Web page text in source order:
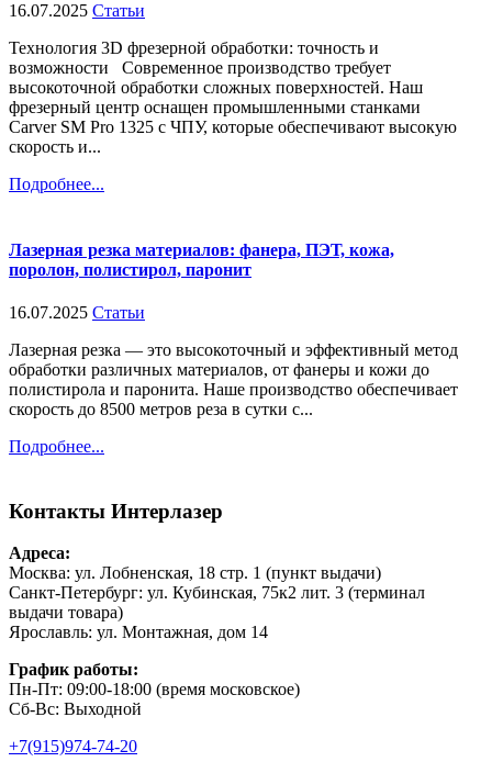
16.07.2025 Статьи
Технология 3D фрезерной обработки: точность и
возможности Современное производство требует
высокоточной обработки сложных поверхностей. Наш
фрезерный центр оснащен промышленными станками
Carver SM Pro 1325 с ЧПУ, которые обеспечивают высокую
скорость и...
Подробнее...
Лазерная резка материалов: фанера, ПЭТ, кожа,
поролон, полистирол, паронит
16.07.2025 Статьи
Лазерная резка — это высокоточный и эффективный метод
обработки различных материалов, от фанеры и кожи до
полистирола и паронита. Наше производство обеспечивает
скорость до 8500 метров реза в сутки с...
Подробнее...
Контакты Интерлазер
Адреса:
Москва: ул. Лобненская, 18 стр. 1 (пункт выдачи)
Санкт-Петербург: ул. Кубинская, 75к2 лит. 3 (терминал
выдачи товара)
Ярославль: ул. Монтажная, дом 14
График работы:
Пн-Пт: 09:00-18:00 (время московское)
Сб-Вс: Выходной
+7(915)974-74-20